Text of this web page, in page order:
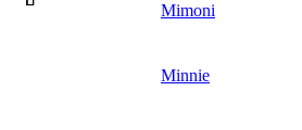
Mimoni
Minnie